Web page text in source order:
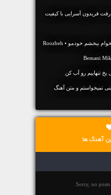
رفت فریدون آسرایی با کیفیت
دانلود آهنگ روزبه بمانی میخوام ببخشم خودمو • Roozbeh
Bemani
یخ تنهاییم رو آب کن
نمیخواستم و متن آهنگ
آهنگ ها
Sorry, no